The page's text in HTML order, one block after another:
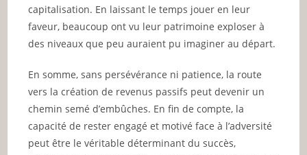
capitalisation. En laissant le temps jouer en leur
faveur, beaucoup ont vu leur patrimoine exploser à
des niveaux que peu auraient pu imaginer au départ.
En somme, sans persévérance ni patience, la route
vers la création de revenus passifs peut devenir un
chemin semé d’embûches. En fin de compte, la
capacité de rester engagé et motivé face à l’adversité
peut être le véritable déterminant du succès,